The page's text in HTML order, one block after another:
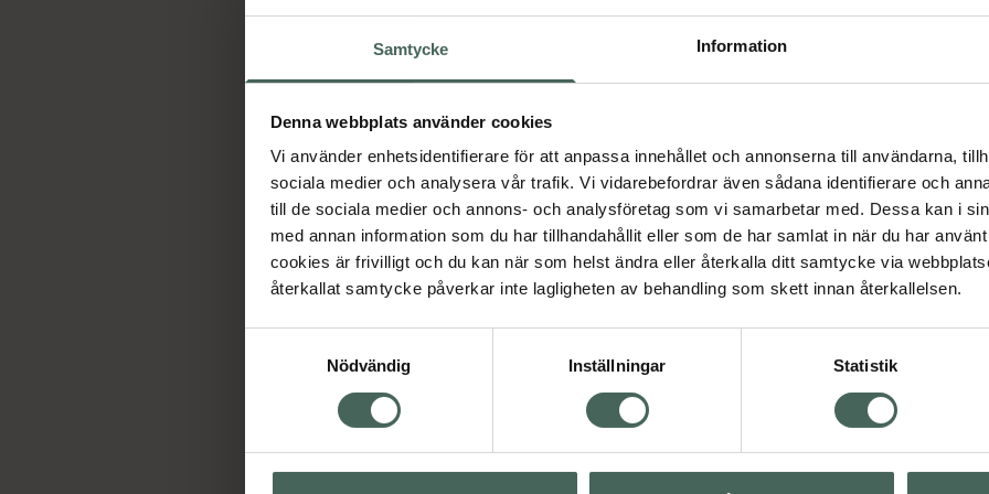
Samtycke Information
Denna webbplats använder cookies
Vi använder enhetsidentifierare för att anpassa innehållet och annonserna till användarna,
sociala medier och analysera vår trafik. Vi vidarebefordrar även sådana identifierare och
till de sociala medier och annons- och analysföretag som vi samarbetar med. Dessa kan i
med annan information som du har tillhandahållit eller som de har samlat in när du har
cookies är frivilligt och du kan när som helst ändra eller återkalla ditt samtycke via
återkallat samtycke påverkar inte lagligheten av behandling som skett innan återkallelsen.
Nödvändig
Inställningar Statistik
motionärer. Bland annat för Sveriges Olympiska kommitté
Hennes filosofi bygger på utveckling, trygghet och
och kunskap om kroppen, utveckla god rörelsekvalitet och
Charlotte Kalla
Charlotte Kalla fick sitt stora genombrott 2008 då hon
varav 3 guld och är Sveriges främsta kvinnliga olympier
varav 3 guld. Efter säsongen 2022 avslutade Charlotte sin
att bland annat ge ut en självbiografi, vara föräldraledig,
Mästare våren 2025.